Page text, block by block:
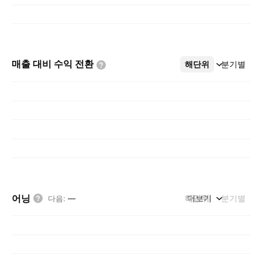
매출 대비 수익 전환 해단위 분기별
더보기
어닝 다음: — 해단위 분기별
더보기